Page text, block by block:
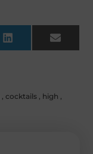
L
I
N
E
M
,cocktails , high ,